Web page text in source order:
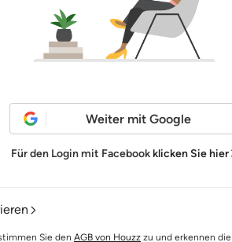
Weiter mit Google
Für den Login mit Facebookklicken Sie hier
Sie den AGB von Houzz zu und erkennen die